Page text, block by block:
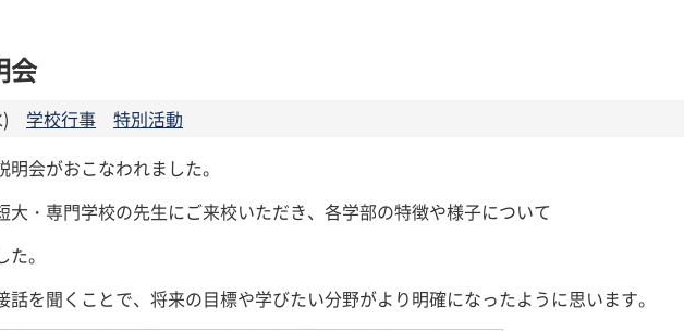
会
学校行事
特別活動
会がおこなわれました。
大・専門学校の先生にご来校いただき、各学部の特徴や様子について
。
話を聞くことで、将来の目標や学びたい分野がより明確になったように思います。